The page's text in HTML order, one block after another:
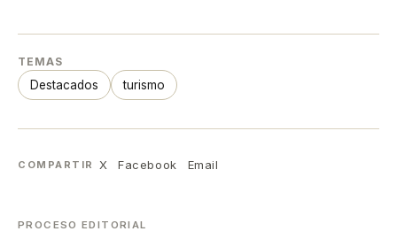
TEMAS
Destacados turismo
COMPARTIR X Facebook Email
PROCESO EDITORIAL